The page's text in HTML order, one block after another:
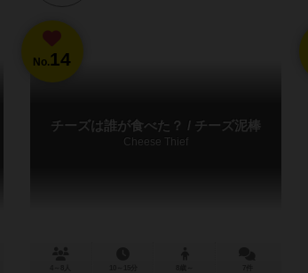
No.14
チーズは誰が食べた？ / チーズ泥棒
Cheese Thief